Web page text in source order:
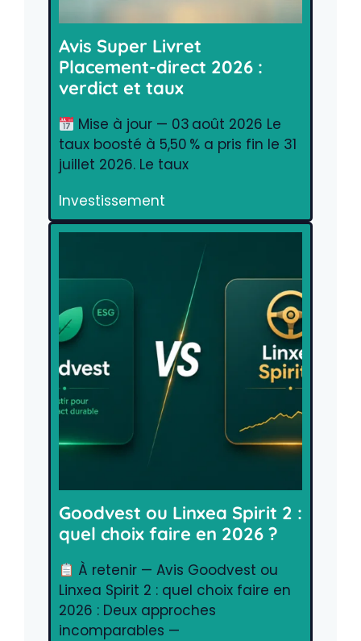
Avis Super Livret
Placement-direct 2026 :
verdict et taux
Mise à jour — 03 août 2026 Le
taux boosté à 5,50 % a pris fin le 31
juillet 2026. Le taux
Investissement
Goodvest ou Linxea Spirit 2 :
quel choix faire en 2026 ?
À retenir — Avis Goodvest ou
Linxea Spirit 2 : quel choix faire en
2026 : Deux approches
incomparables —